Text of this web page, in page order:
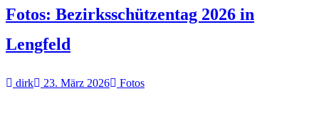
Fotos: Bezirksschützentag 2026 in
Lengfeld
dirk 23. März 2026 Fotos